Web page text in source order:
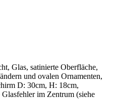
Glas, satinierte Oberfläche,
und ovalen Ornamenten,
D: 30cm, H: 18cm,
im Zentrum (siehe